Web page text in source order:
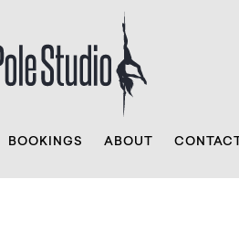
BOOKINGS ABOUT